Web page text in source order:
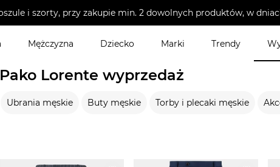
i szorty, przy zakupie min. 2 dowolnych produktów, w
Mężczyzna Dziecko Marki Trendy
Pako Lorente wyprzedaż
Ubrania męskie Buty męskie Torby i plecaki męskie